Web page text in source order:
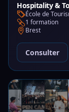
Hospitality &
École de
1 formation
Brest
Consulter